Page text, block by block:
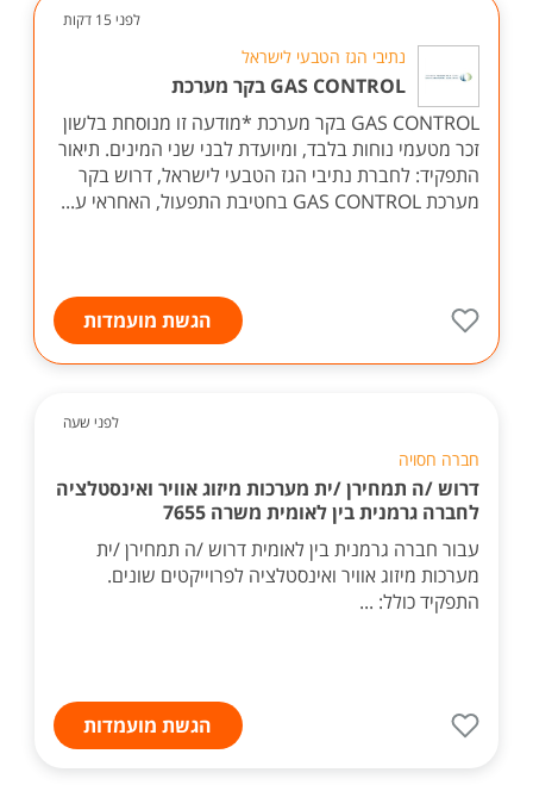
לפני 15 דקות
נתיבי הגז הטבעי לישראל
GAS CONTROL בקר מערכת
GAS CONTROL בקר מערכת *מודעה זו מנוסחת בלשון
זכר מטעמי נוחות בלבד, ומיועדת לבני שני המינים. תיאור
התפקיד: לחברת נתיבי הגז הטבעי לישראל, דרוש בקר
מערכת GAS CONTROL בחטיבת התפעול, האחראי ע...
הגשת מועמדות
לפני שעה
חברה חסויה
דרוש /ה תמחירן /ית מערכות מיזוג אוויר ואינסטלציה
לחברה גרמנית בין לאומית משרה 7655
עבור חברה גרמנית בין לאומית דרוש /ה תמחירן /ית
מערכות מיזוג אוויר ואינסטלציה לפרוייקטים שונים.
התפקיד כולל: ...
הגשת מועמדות